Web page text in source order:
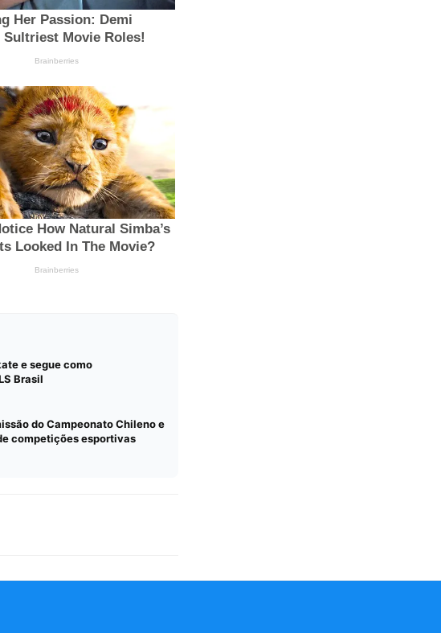
e segue como
Brasil
do Campeonato Chileno e
competições esportivas